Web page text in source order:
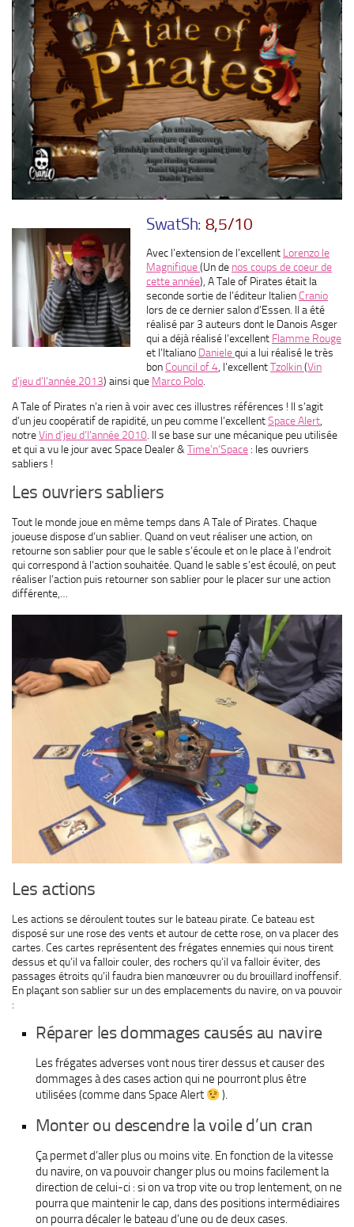
SwatSh: 8,5/10
Avec l’extension de l’excellent Lorenzo le
Magnifique(Un de nos coups de coeur de
cette année), A Tale of Pirates était la
seconde sortie de l’éditeur Italien Cranio
lors de ce dernier salon d’Essen. Il a été
réalisé par 3 auteurs dont le Danois Asger
qui a déjà réalisé l’excellent Flamme Rouge
et l’Italiano Danielequi a lui réalisé le très
bon Council of 4, l’excellentTzolkin(Vin
d’jeu d’l’année 2013) ainsi que Marco Polo.
A Tale of Pirates n’a rien à voir avec ces illustres références ! Il s’agit
d’un jeu coopératif de rapidité, un peu comme l’excellentSpace Alert
notreVin d’jeu d’l’année 2010 . Il se base sur une mécanique peu utilisée
et qui a vu le jour avec Space Dealer & Time’n’Space : les ouvriers
sabliers !
Les ouvriers sabliers
Tout le monde joue en même temps dans A Tale of Pirates. Chaque
joueuse dispose d’un sablier. Quand on veut réaliser une action, on
retourne son sablier pour que le sable s’écoule et on le place à l’endroit
qui correspond à l’action souhaitée. Quand le sable s’est écoulé, on peut
réaliser l’action puis retourner son sablier pour le placer sur une action
différente,…
Les actions
Les actions se déroulent toutes sur le bateau pirate. Ce bateau est
disposé sur une rose des vents et autour de cette rose, on va placer des
cartes. Ces cartes représentent des frégates ennemies qui nous tirent
dessus et qu’il va falloir couler, des rochers qu’il va falloir éviter, des
passages étroits qu’il faudra bien manœuvrer ou du brouillard inoffensif.
En plaçant son sablier sur un des emplacements du navire, on va pouvoir
:
Réparer les dommages causés au navire
Les frégates adverses vont nous tirer dessus et causer des
dommages à des cases action qui ne pourront plus être
utilisées (comme dans Space Alert
).
Monter ou descendre la voile d’un cran
Ça permet d’aller plus ou moins vite. En fonction de la vitesse
du navire, on va pouvoir changer plus ou moins facilement la
direction de celui-ci : si on va trop vite ou trop lentement, on ne
pourra que maintenir le cap, dans des positions intermédiaires
on pourra décaler le bateau d’une ou de deux cases.